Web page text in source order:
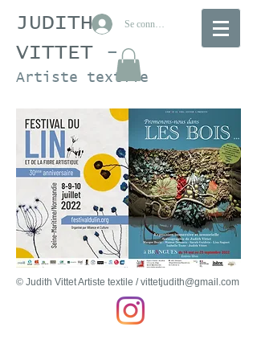
JUDITH
VITTET -
Artiste textile
Se connecter
© Judith Vittet Artiste textile /vittetjudith@gmail.com